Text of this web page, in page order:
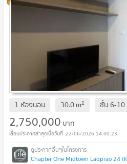
1 ห้องนอน 30.0m2 ชั้น 6-10
2,750,000 บาท
22/06/2026 14:00:23
Chapter One Midtown Ladprao 24